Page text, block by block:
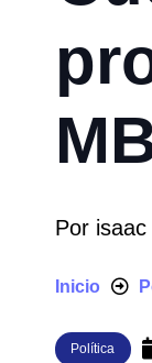
Por isaac
Inicio
Política